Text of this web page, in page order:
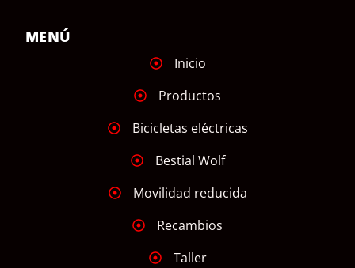
MENÚ
Inicio
Productos
Bicicletas eléctricas
Bestial Wolf
Movilidad reducida
Recambios
Taller